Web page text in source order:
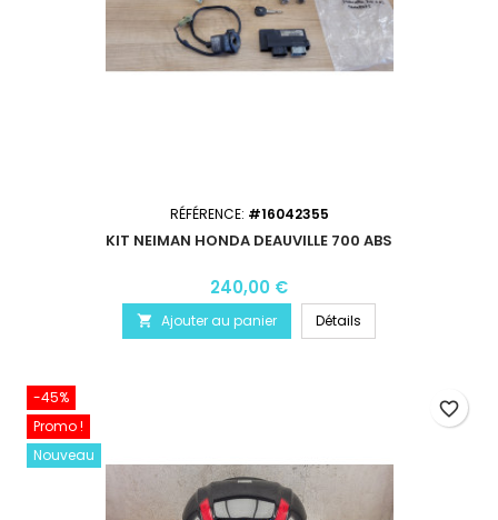
RÉFÉRENCE: #16042355
KIT NEIMAN HONDA DEAUVILLE 700 ABS
240,00 €
 Ajouter au panier Détails
-45%
Promo !
Nouveau
favorite_border